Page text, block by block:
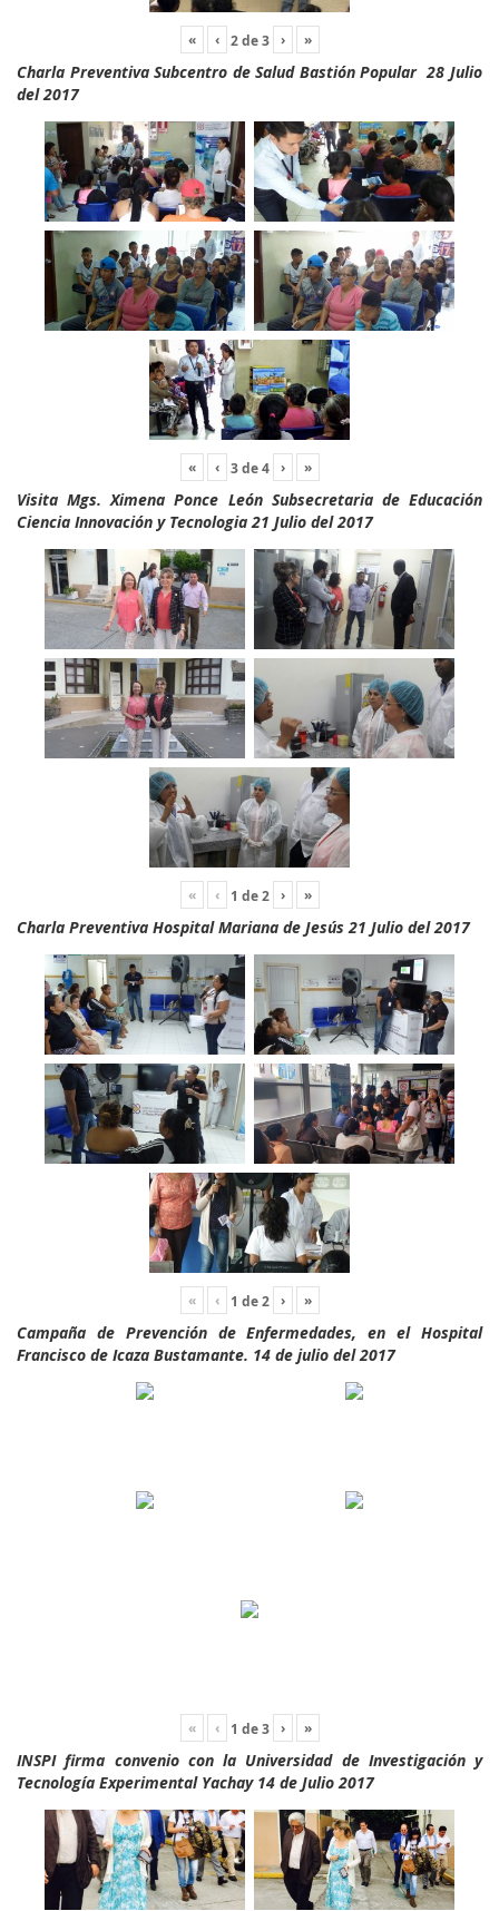
« ‹ 2de3 › »
Charla Preventiva Subcentro de Salud Bastión Popular 28 Julio
del 2017
« ‹ 3de4 › »
Visita Mgs. Ximena Ponce León Subsecretaria de Educación
Ciencia Innovación y Tecnologia 21 Julio del 2017
« ‹ 1 de2 › »
Charla Preventiva Hospital Mariana de Jesús 21 Julio del 2017
« ‹ 1 de2 › »
Campaña de Prevención de Enfermedades, en el Hospital
Francisco de Icaza Bustamante. 14 de julio del 2017
« ‹ 1 de3 › »
INSPI firma convenio con la Universidad de Investigación y
Tecnología Experimental Yachay 14 de Julio 2017